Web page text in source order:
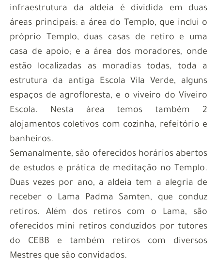
infraestrutura da aldeia é dividida em duas
áreas principais: a área do Templo, que inclui o
próprio Templo, duas casas de retiro e uma
casa de apoio; e a área dos moradores, onde
estão localizadas as moradias todas, toda a
estrutura da antiga Escola Vila Verde, alguns
espaços de agrofloresta, e o viveiro do Viveiro
Escola. Nesta área temos também 2
alojamentos coletivos com cozinha, refeitório e
banheiros.
Semanalmente, são oferecidos horários abertos
de estudos e prática de meditação no Templo.
Duas vezes por ano, a aldeia tem a alegria de
receber o Lama Padma Samten, que conduz
retiros. Além dos retiros com o Lama, são
oferecidos mini retiros conduzidos por tutores
do CEBB e também retiros com diversos
Mestres que são convidados.